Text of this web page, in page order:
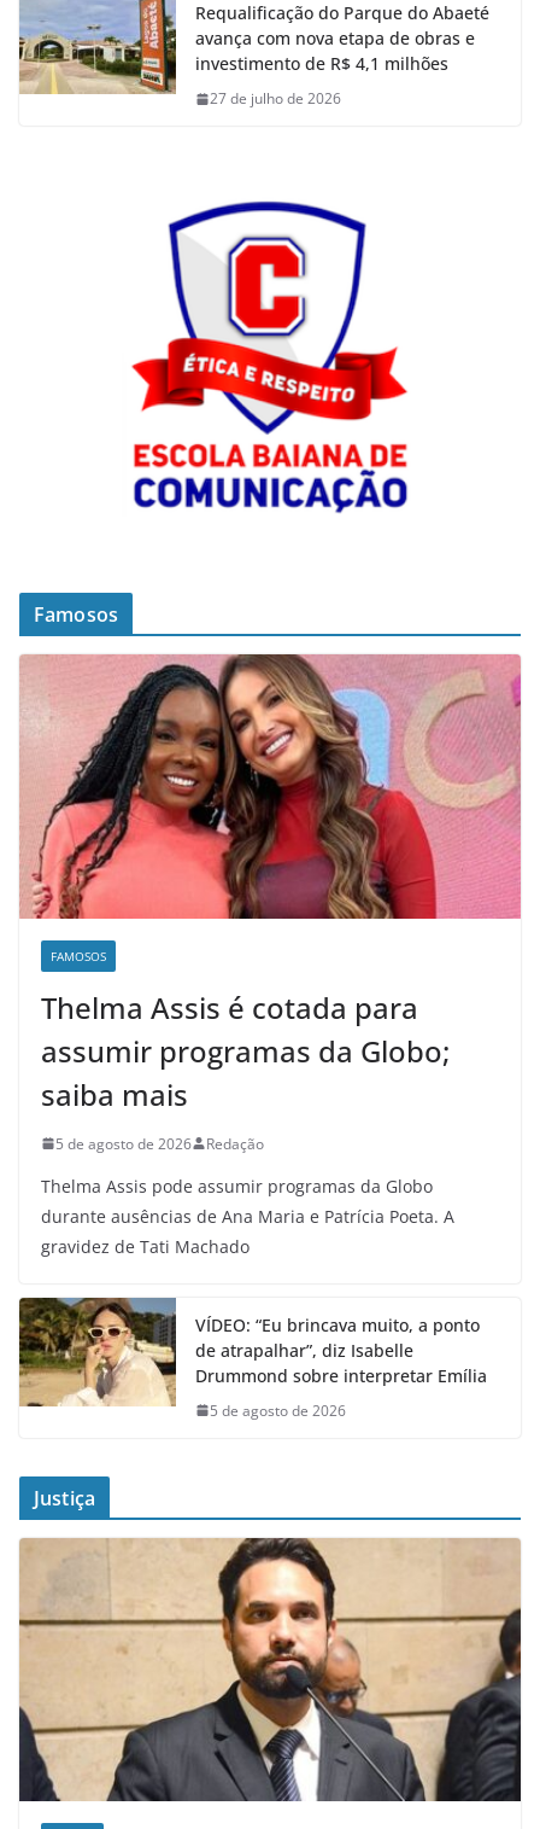
Requalificação do Parque do Abaeté
avança com nova etapa de obras e
investimento de R$ 4,1 milhões
27 de julho de 2026
Famosos
FAMOSOS
Thelma Assis é cotada para
assumir programas da Globo;
saiba mais
5 de agosto de 2026 Redação
Thelma Assis pode assumir programas da Globo
durante ausências de Ana Maria e Patrícia Poeta. A
gravidez de Tati Machado
VÍDEO: “Eu brincava muito, a ponto
de atrapalhar”, diz Isabelle
Drummond sobre interpretar Emília
5 de agosto de 2026
Justiça